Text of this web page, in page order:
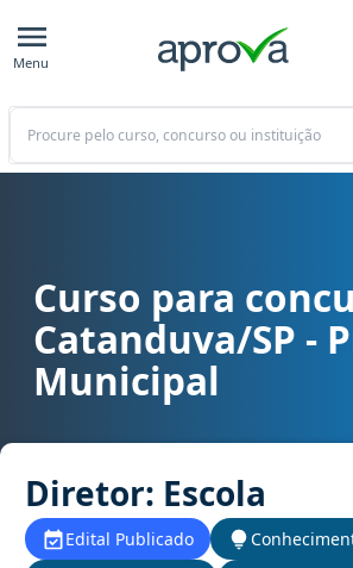
Menu
Buscar
Curso para concurso Catanduva/SP -
Curso para
Catanduva/SP -
Municipal
Diretor: Escola
Edital Publicado